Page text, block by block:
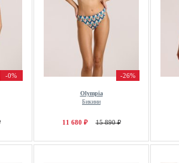
-0% -26%
Olympia
Бикини
11 680 ₽ 15 890 ₽